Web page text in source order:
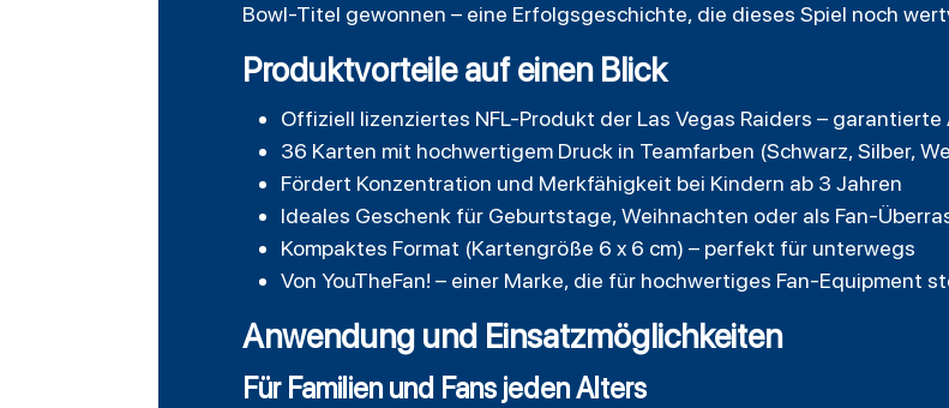
Bowl-Titel gewonnen – eine Erfolgsgeschichte, die dieses Spiel noch
Produktvorteile auf einen Blick
Offiziell lizenziertes NFL-Produkt der Las Vegas Raiders –
36 Karten mit hochwertigem Druck in Teamfarben (Schwarz, Silber,
Fördert Konzentration und Merkfähigkeit bei Kindern ab 3 Jahren
Ideales Geschenk für Geburtstage, Weihnachten oder als Fan-
Kompaktes Format (Kartengröße 6 x 6 cm) – perfekt für unterwegs
Von YouTheFan! – einer Marke, die für hochwertiges Fan-Equipment
Anwendung und Einsatzmöglichkeiten
Für Familien und Fans jeden Alters